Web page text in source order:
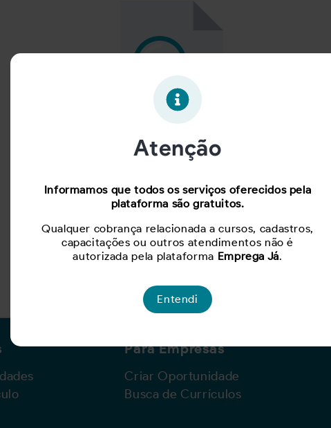
Oportunidade expirada!
Para Empresas
Criar Oportunidade
Busca de Currículos
Atenção
Informamos que todos os serviços oferecidos pela
plataforma são gratuitos.
Qualquer cobrança relacionada a cursos, cadastros,
capacitações ou outros atendimentos não é
autorizada pela plataforma Emprega Já.
Entendi